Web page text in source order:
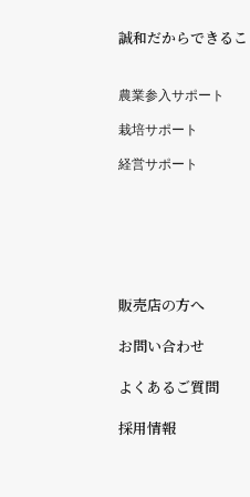
誠和だからできる
農業参入サポート
栽培サポート
経営サポート
販売店の方へ
お問い合わせ
よくあるご質問
採用情報